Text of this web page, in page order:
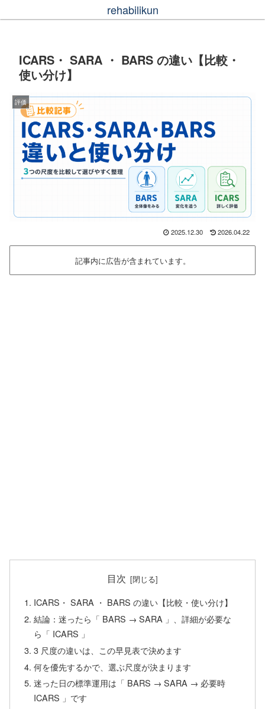
rehabilikun
ICARS・ SARA ・ BARS の違い【比較・
使い分け】
評価
2025.12.30 2026.04.22
記事内に広告が含まれています。
目次
ICARS・ SARA ・ BARS の違い【比較・使い分け】
結論：迷ったら「 BARS → SARA 」、詳細が必要な
ら「 ICARS 」
3 尺度の違いは、この早見表で決めます
何を優先するかで、選ぶ尺度が決まります
迷った日の標準運用は「 BARS → SARA → 必要時
ICARS 」です